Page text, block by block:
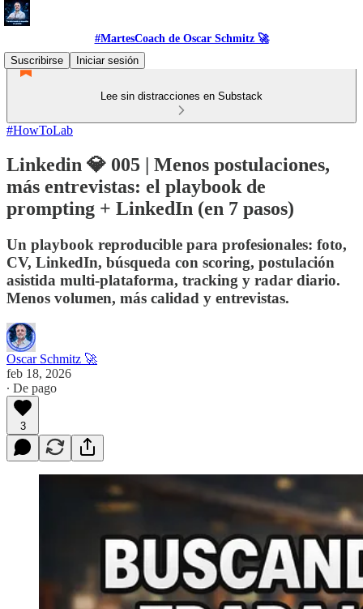
#MartesCoach de Oscar Schmitz 🚀
Suscribirse
Iniciar sesión
Lee sin distracciones en Substack
#HowToLab
Linkedin 💎 005 | Menos postulaciones,
más entrevistas: el playbook de
prompting + LinkedIn (en 7 pasos)
Un playbook reproducible para profesionales: foto,
CV, LinkedIn, búsqueda con scoring, postulación
asistida multi-plataforma, tracking y radar diario.
Menos volumen, más calidad y entrevistas.
Oscar Schmitz 🚀
feb 18, 2026
∙ De pago
3